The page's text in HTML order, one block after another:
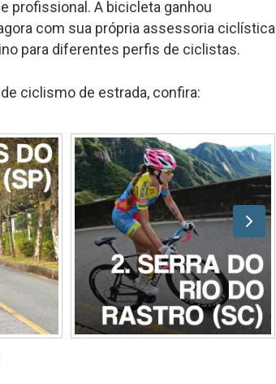
profissional. A bicicleta ganhou
com sua própria assessoria ciclística
para diferentes perfis de ciclistas.
ciclismo de estrada, confira: